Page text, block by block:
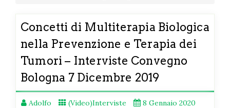
Concetti di Multiterapia Biologica
nella Prevenzione e Terapia dei
Tumori – Interviste Convegno
Bologna 7 Dicembre 2019
Adolfo (Video)Interviste 8 Gennaio 2020